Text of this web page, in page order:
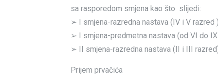
sa rasporedom smjena kao što slijedi:
➢ I smjena-razredna nastava (IV i V razred
➢ I smjena-predmetna nastava (od VI do
➢ II smjena-razredna nastava (II i III
Prijem prvačića